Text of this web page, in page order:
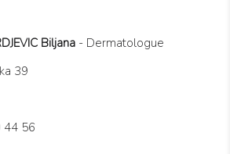
Biljana- Dermatologue
39
44 56